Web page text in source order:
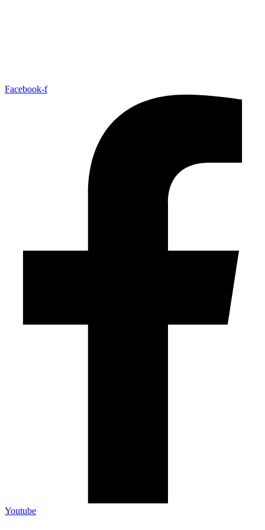
Facebook-f
Youtube